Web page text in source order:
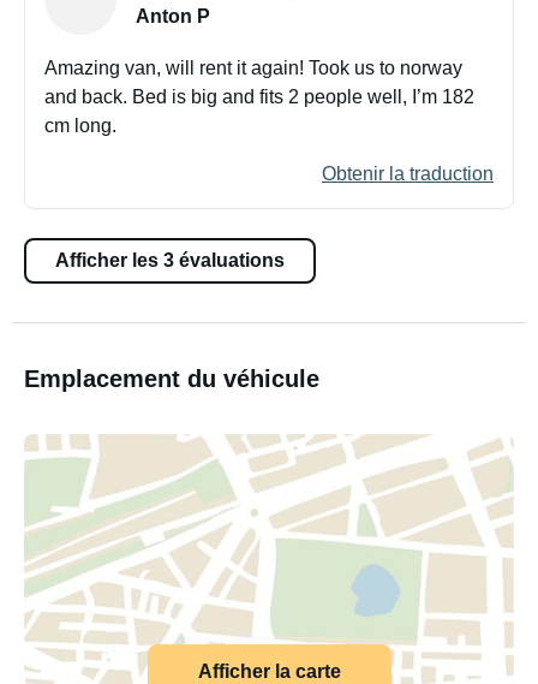
Anton P
Amazing van, will rent it again! Took us to norway
and back. Bed is big and fits 2 people well, I’m 182
cm long.
Obtenir la traduction
Afficher les 3 évaluations
Emplacement du véhicule
Afficher la carte